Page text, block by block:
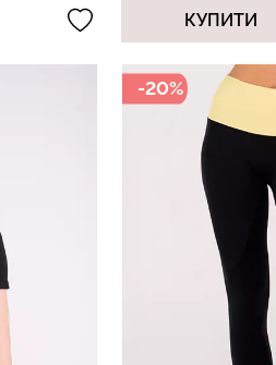
КУПИТИ
-20%